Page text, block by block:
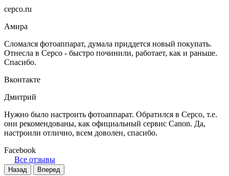
серсо.ru
Амира
Сломался фотоаппарат, думала приддется новый покупать.
Отнесла в Серсо - быстро починили, работает, как и раньше.
Спасибо.
Вконтакте
Дмитрий
Нужно было настроить фотоаппарат. Обратился в Серсо, т.е.
они рекомендованы, как официальный сервис Canon. Да,
настроили отлично, всем доволен, спасибо.
Facebook
Все отзывы
Назад Вперед